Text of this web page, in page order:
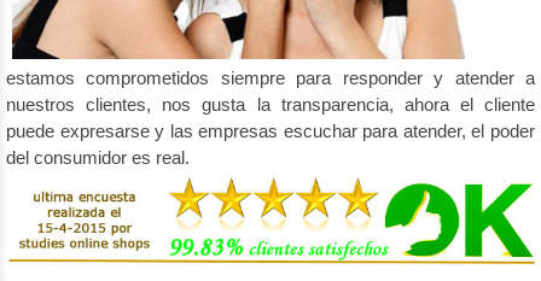
estamos comprometidos siempre para responder y atender a
nuestros clientes, nos gusta la transparencia, ahora el cliente
puede expresarse y las empresas escuchar para atender, el poder
del consumidor es real.